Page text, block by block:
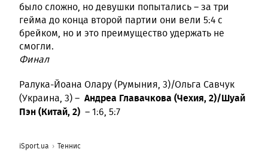
было сложно, но девушки попытались – за три
гейма до конца второй партии они вели 5:4 с
брейком, но и это преимущество удержать не
смогли.
Финал
Ралука-Йоана Олару (Румыния, 3)/Ольга Савчук
(Украина, 3) – Андреа Главачкова (Чехия, 2)/Шуай
Пэн (Китай, 2) – 1:6, 5:7
iSport.ua Теннис